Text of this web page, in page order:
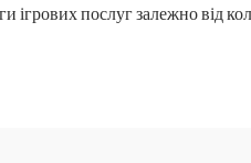
ігрових послуг залежно від